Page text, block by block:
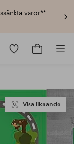
varor**
Gå
Gå
Visa liknande